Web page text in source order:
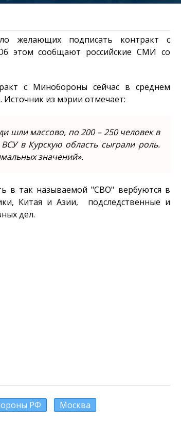
желающих подписать контракт с
этом сообщают российские СМИ со
с Минобороны сейчас в среднем
Источник из мэрии отмечает:
шли массово, по 200 – 250 человек в
в Курскую область сыграли роль.
значений».
в так называемой "СВО" вербуются в
Китая и Азии, подследственные и
дел.
РФ
Москва